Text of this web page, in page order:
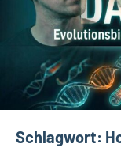
Schlagwort: